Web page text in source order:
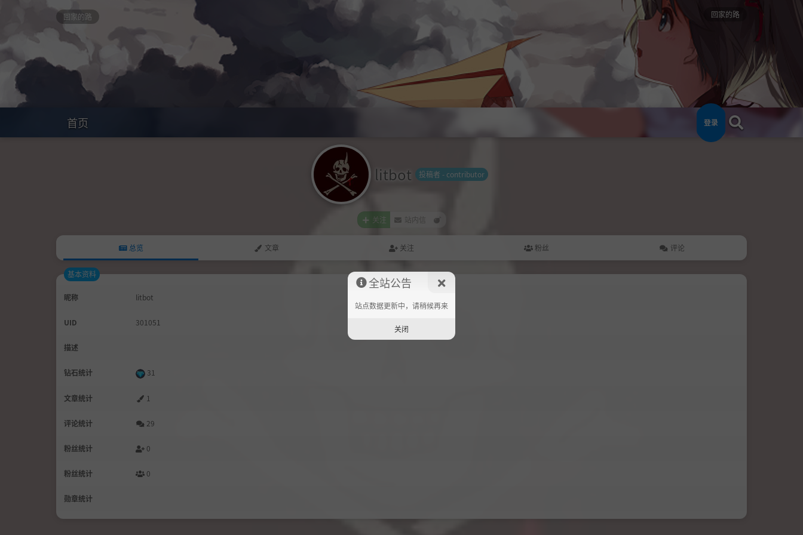
回家的路 回家的路
首页 登录
litbot 投稿者 - contributor
关注 站内信
总览 文章 关注 粉丝 评论
基本资料
昵称 litbot
UID 301051
描述
钻石统计 31
文章统计 1
评论统计 29
粉丝统计 0
粉丝统计 0
勋章统计
全站公告
站点数据更新中，请稍候再来
关闭